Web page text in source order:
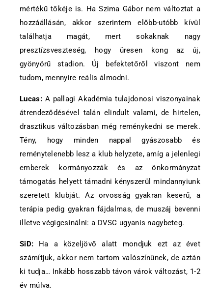
mértékű tőkéje is. Ha Szima Gábor nem változtat a
hozzáállásán, akkor szerintem előbb-utóbb kívül
találhatja magát, mert sokaknak nagy
presztízsveszteség, hogy üresen kong az új,
gyönyörű stadion. Új befektetőről viszont nem
tudom, mennyire reális álmodni.
Lucas:A pallagi Akadémia tulajdonosi viszonyainak
átrendeződésével talán elindult valami, de hirtelen,
drasztikus változásban még reménykedni se merek.
Tény, hogy minden nappal gyászosabb és
reménytelenebb lesz a klub helyzete, amíg a jelenlegi
emberek kormányozzák és az önkormányzat
támogatás helyett támadni kényszerül mindannyiunk
szeretett klubját. Az orvosság gyakran keserű, a
terápia pedig gyakran fájdalmas, de muszáj bevenni
illetve végigcsinálni: a DVSC ugyanis nagybeteg.
SiD: Ha a közeljövő alatt mondjuk ezt az évet
számítjuk, akkor nem tartom valószínűnek, de aztán
ki tudja… Inkább hosszabb távon várok változást, 1-2
év múlva.